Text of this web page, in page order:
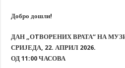
Добро дошли!
ДАН „ОTВОРЕНИХ ВРАТА“ НА
СРИЈЕДА, 22. АПРИЛ 2026.
ОД 11:00 ЧАСОВА